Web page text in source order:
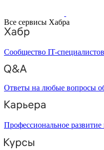
Все сервисы Хабра
Сообщество IT-специалистов
Ответы на любые вопросы
Профессиональное